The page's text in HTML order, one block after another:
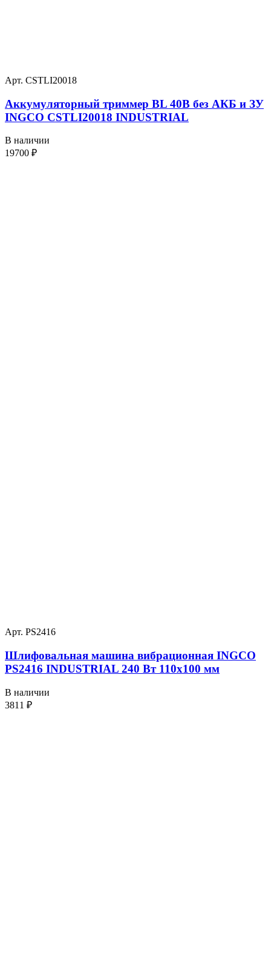
Арт. CSTLI20018
Аккумуляторный триммер BL 40В без АКБ и ЗУ
INGCO CSTLI20018 INDUSTRIAL
В наличии
19700 ₽
Арт. PS2416
Шлифовальная машина вибрационная INGCO
PS2416 INDUSTRIAL 240 Вт 110х100 мм
В наличии
3811 ₽